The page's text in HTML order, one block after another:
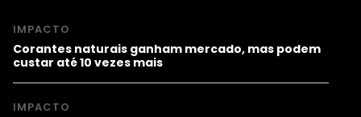
IMPACTO
Corantes naturais ganham mercado, mas podem
custar até 10 vezes mais
IMPACTO